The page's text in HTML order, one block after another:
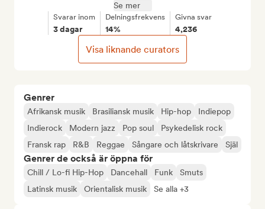
Genrer
Afrikansk musik Brasiliansk musik Hip-hop
Indiepop
Indierock
Modern jazz Pop soul
Psykedelisk rock
Fransk rap
R&B Reggae Sångare och låtskrivare Själ
Genrer de också är öppna för
Chill / Lo-fi Hip-Hop Dancehall Funk
Smuts
Latinsk musik
Orientalisk musik Se alla +3
Se mer
Svarar inom
3 dagar
Delningsfrekvens
14%
Givna svar
4,236
Visa liknande curators